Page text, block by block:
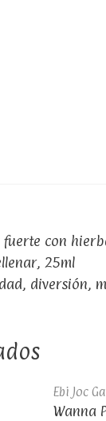
con
25ml
diversión,
Ebi Joc
Wanna